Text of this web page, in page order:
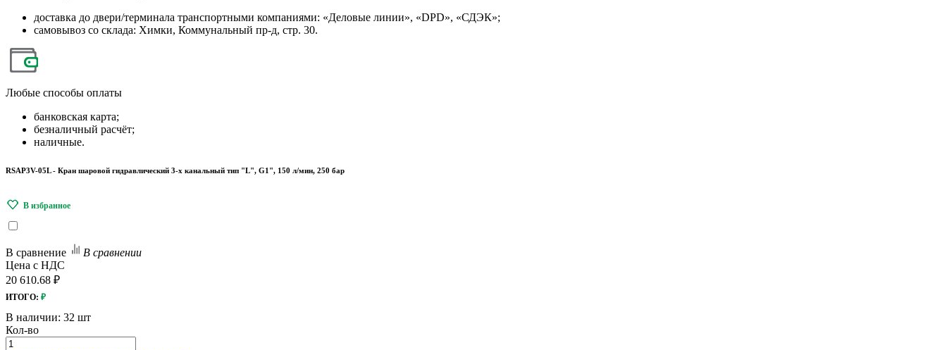
доставка до двери/терминала транспортными компаниями: «Деловые линии», «DPD», «СДЭК»;
самовывоз со склада: Химки, Коммунальный пр-д, стр. 30.
Любые способы оплаты
банковская карта;
безналичный расчёт;
наличные.
RSAP3V-05L - Кран шаровой гидравлический 3-х канальный тип "L", G1", 150 л/мин, 250 бар
В сравнение
В сравнении
Цена с НДС
20 610.68 ₽
ИТОГО: ₽
В наличии: 32 шт
Кол-во